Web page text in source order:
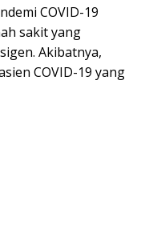
COVID-19
sakit yang
Akibatnya,
COVID-19 yang